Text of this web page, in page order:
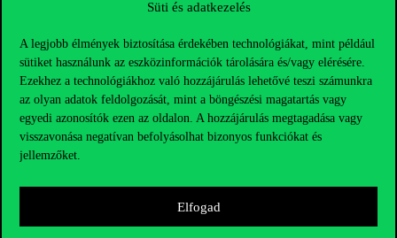
Süti és adatkezelés
A legjobb élmények biztosítása érdekében technológiákat, mint például
sütiket használunk az eszközinformációk tárolására és/vagy elérésére.
Ezekhez a technológiákhoz való hozzájárulás lehetővé teszi számunkra
az olyan adatok feldolgozását, mint a böngészési magatartás vagy
egyedi azonosítók ezen az oldalon. A hozzájárulás megtagadása vagy
visszavonása negatívan befolyásolhat bizonyos funkciókat és
jellemzőket.
Elfogad
Fontos információ, hogy a 2023/24-es évtől az egyetemek
szakismereteiről. Ezért a diákoknak egy nulla kredites
kritériumtárgy (IOK0332NABB Idegen szaknyelvi kompetencia
I.)teljesítésével is számolniuk kell. A tárgyat mindenképpen fel
kell venni a Neptunban, azonban a B2-es szintű szaknyelvi vizsga
kiváltható például egy általános felsőfokú nyelvvizsgával.
Bővebb információkért látogass el aCorvinus honlapjára
választható nyelvek a következőek:
orosz, spanyol, portugál. A nulla kredites tárgy csupán a vizsga
miatt szükséges, a szemeszter során azonban nincsenek
látogatható órák. Amennyiben a hallgató szeretne felkészülni a
vizsga teljesítése előtt, felvehet egy szabadon választható, 3 kredit